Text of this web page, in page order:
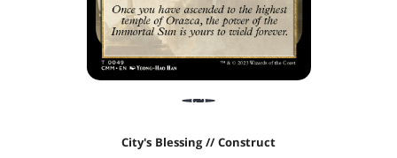
City's Blessing // Construct